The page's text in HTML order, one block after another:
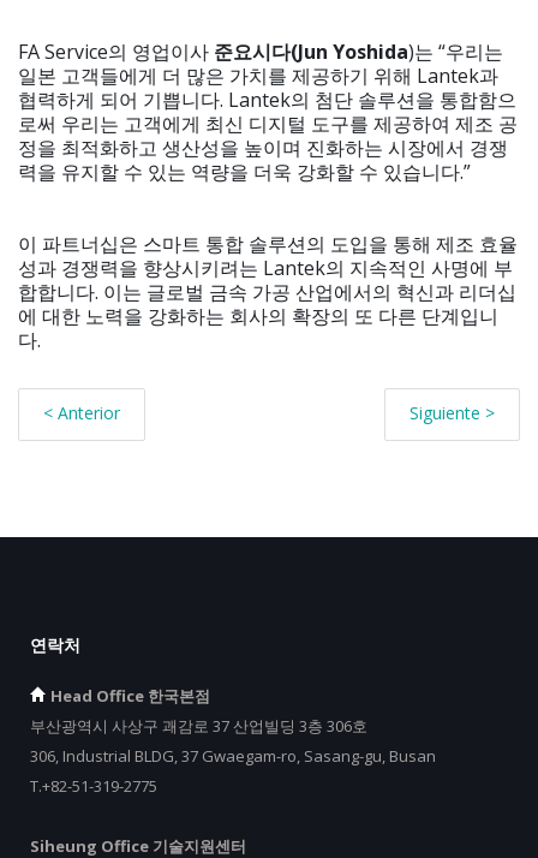
FA Service의 영업이사 준요시다(Jun Yoshida)는 “우리는
일본 고객들에게 더 많은 가치를 제공하기 위해 Lantek과
협력하게 되어 기쁩니다. Lantek의 첨단 솔루션을 통합함으
로써 우리는 고객에게 최신 디지털 도구를 제공하여 제조 공
정을 최적화하고 생산성을 높이며 진화하는 시장에서 경쟁
력을 유지할 수 있는 역량을 더욱 강화할 수 있습니다.”
이 파트너십은 스마트 통합 솔루션의 도입을 통해 제조 효율
성과 경쟁력을 향상시키려는 Lantek의 지속적인 사명에 부
합합니다. 이는 글로벌 금속 가공 산업에서의 혁신과 리더십
에 대한 노력을 강화하는 회사의 확장의 또 다른 단계입니
다.
< Anterior Siguiente >
연락처
Head Office 한국본점
부산광역시 사상구 괘감로 37 산업빌딩 3층 306호
306, Industrial BLDG, 37 Gwaegam-ro, Sasang-gu, Busan
T.+82-51-319-2775
Siheung Office 기술지원센터